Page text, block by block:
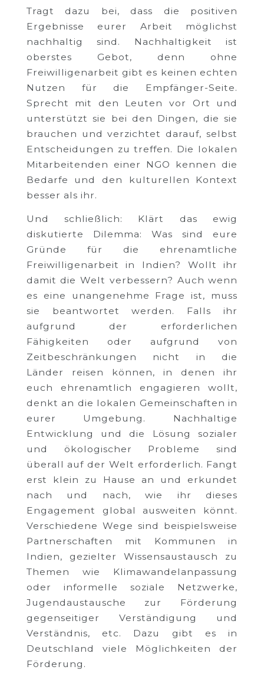
Tragt dazu bei, dass die positiven
Ergebnisse eurer Arbeit möglichst
nachhaltig sind. Nachhaltigkeit ist
oberstes Gebot, denn ohne
Freiwilligenarbeit gibt es keinen echten
Nutzen für die Empfänger-Seite.
Sprecht mit den Leuten vor Ort und
unterstützt sie bei den Dingen, die sie
brauchen und verzichtet darauf, selbst
Entscheidungen zu treffen. Die lokalen
Mitarbeitenden einer NGO kennen die
Bedarfe und den kulturellen Kontext
besser als ihr.
Und schließlich: Klärt das ewig
diskutierte Dilemma: Was sind eure
Gründe für die ehrenamtliche
Freiwilligenarbeit in Indien? Wollt ihr
damit die Welt verbessern? Auch wenn
es eine unangenehme Frage ist, muss
sie beantwortet werden. Falls ihr
aufgrund der erforderlichen
Fähigkeiten oder aufgrund von
Zeitbeschränkungen nicht in die
Länder reisen können, in denen ihr
euch ehrenamtlich engagieren wollt,
denkt an die lokalen Gemeinschaften in
eurer Umgebung. Nachhaltige
Entwicklung und die Lösung sozialer
und ökologischer Probleme sind
überall auf der Welt erforderlich. Fangt
erst klein zu Hause an und erkundet
nach und nach, wie ihr dieses
Engagement global ausweiten könnt.
Verschiedene Wege sind beispielsweise
Partnerschaften mit Kommunen in
Indien, gezielter Wissensaustausch zu
Themen wie Klimawandelanpassung
oder informelle soziale Netzwerke,
Jugendaustausche zur Förderung
gegenseitiger Verständigung und
Verständnis, etc. Dazu gibt es in
Deutschland viele Möglichkeiten der
Förderung.